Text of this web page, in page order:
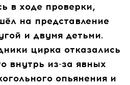
в ходе проверки,
на представление
и двумя детьми.
цирка отказались
внутрь из-за явных
опьянения и